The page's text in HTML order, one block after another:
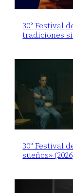
30° Festival
tradiciones
30° Festival
sueños»